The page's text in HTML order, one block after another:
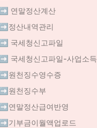
➡️ 연말정산계산
➡️정산내역관리
➡️ 국세청신고파일
➡️ 국세청신고파일-사업소득
➡️원천징수영수증
➡️원천징수부
➡️연말정산급여반영
➡️기부금이월액업로드